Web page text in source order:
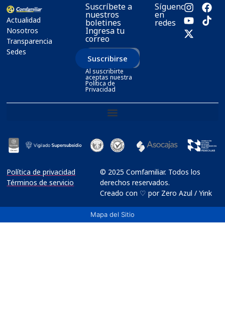
Actualidad
Nosotros
Transparencia
Sedes
Suscríbete a
nuestros
boletines
Ingresa tu
correo
Suscribirse
Al suscribirte
aceptas nuestra
Política de
Privacidad
Síguenos
en
redes
Política de privacidad
Términos de servicio
© 2025 Comfamiliar. Todos los
derechos reservados.
Creado con ♡ por Zero Azul / Yink
Mapa del Sitio